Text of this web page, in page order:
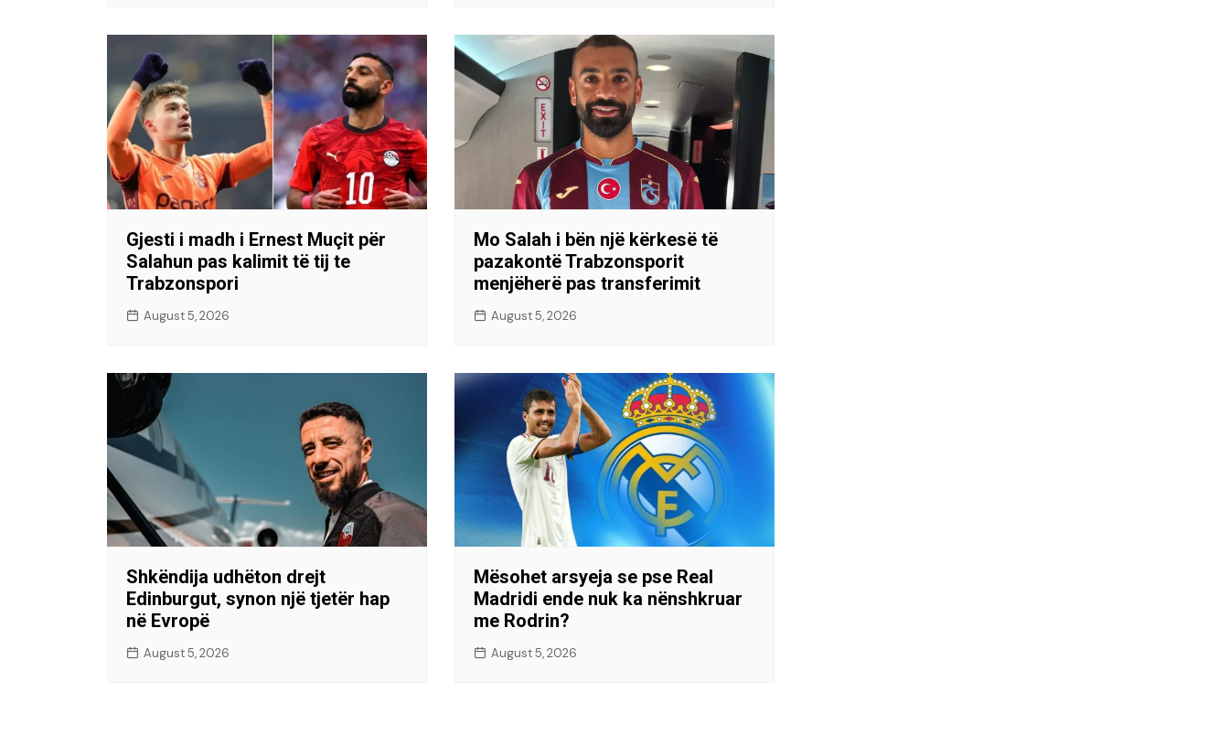
Gjesti i madh i Ernest Muçit për
Salahun pas kalimit të tij te
Trabzonspori
August 5, 2026
Mo Salah i bën një kërkesë të
pazakontë Trabzonsporit
menjëherë pas transferimit
August 5, 2026
Shkëndija udhëton drejt
Edinburgut, synon një tjetër hap
në Evropë
August 5, 2026
Mësohet arsyeja se pse Real
Madridi ende nuk ka nënshkruar
me Rodrin?
August 5, 2026